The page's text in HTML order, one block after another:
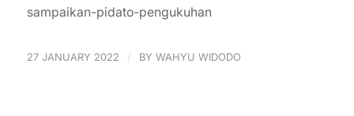
sampaikan-pidato-pengukuhan
27 JANUARY 2022 / BY WAHYU WIDODO